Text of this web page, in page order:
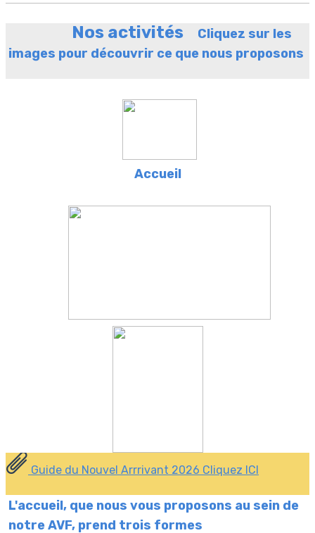
Nos activités
Cliquez sur les
images pour découvrir ce que nous proposons
Accueil
Guide du Nouvel Arrrivant 2026 Cliquez ICI
L'accueil, que nous vous proposons au sein de
notre AVF, prend trois formes